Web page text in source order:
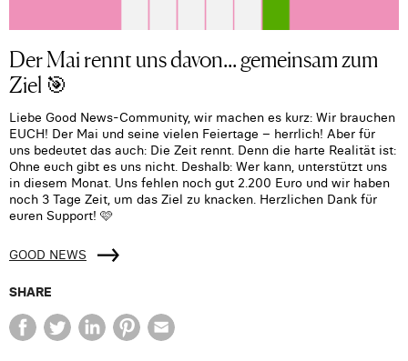
Der Mai rennt uns davon... gemeinsam zum
Ziel 🎯
Liebe Good News-Community, wir machen es kurz: Wir brauchen
EUCH! Der Mai und seine vielen Feiertage – herrlich! Aber für
uns bedeutet das auch: Die Zeit rennt. Denn die harte Realität ist:
Ohne euch gibt es uns nicht. Deshalb: Wer kann, unterstützt uns
in diesem Monat. Uns fehlen noch gut 2.200 Euro und wir haben
noch 3 Tage Zeit, um das Ziel zu knacken. Herzlichen Dank für
euren Support! 🩷
GOOD NEWS
SHARE